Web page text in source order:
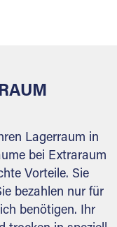
Lagerraum in
bei Extraraum
Vorteile. Sie
bezahlen nur für
benötigen. Ihr